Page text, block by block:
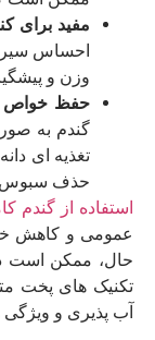
مفید برای
احساس
وزن و
حفظ خواص
گندم به
تغذیه‌ ای
حذف سبوس
استفاده از گندم
عمومی و کاهش
حال، ممکن است
تکنیک ‌های پخت
آب‌ پذیری و ویژگی‌